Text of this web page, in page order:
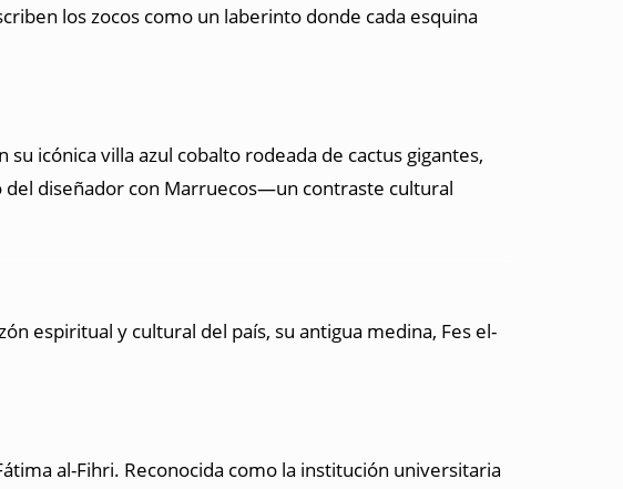
los zocos como un laberinto donde cada esquina
icónica villa azul cobalto rodeada de cactus gigantes,
del diseñador con Marruecos—un contraste cultural
espiritual y cultural del país, su antigua medina, Fes el-
al-Fihri. Reconocida como la institución universitaria